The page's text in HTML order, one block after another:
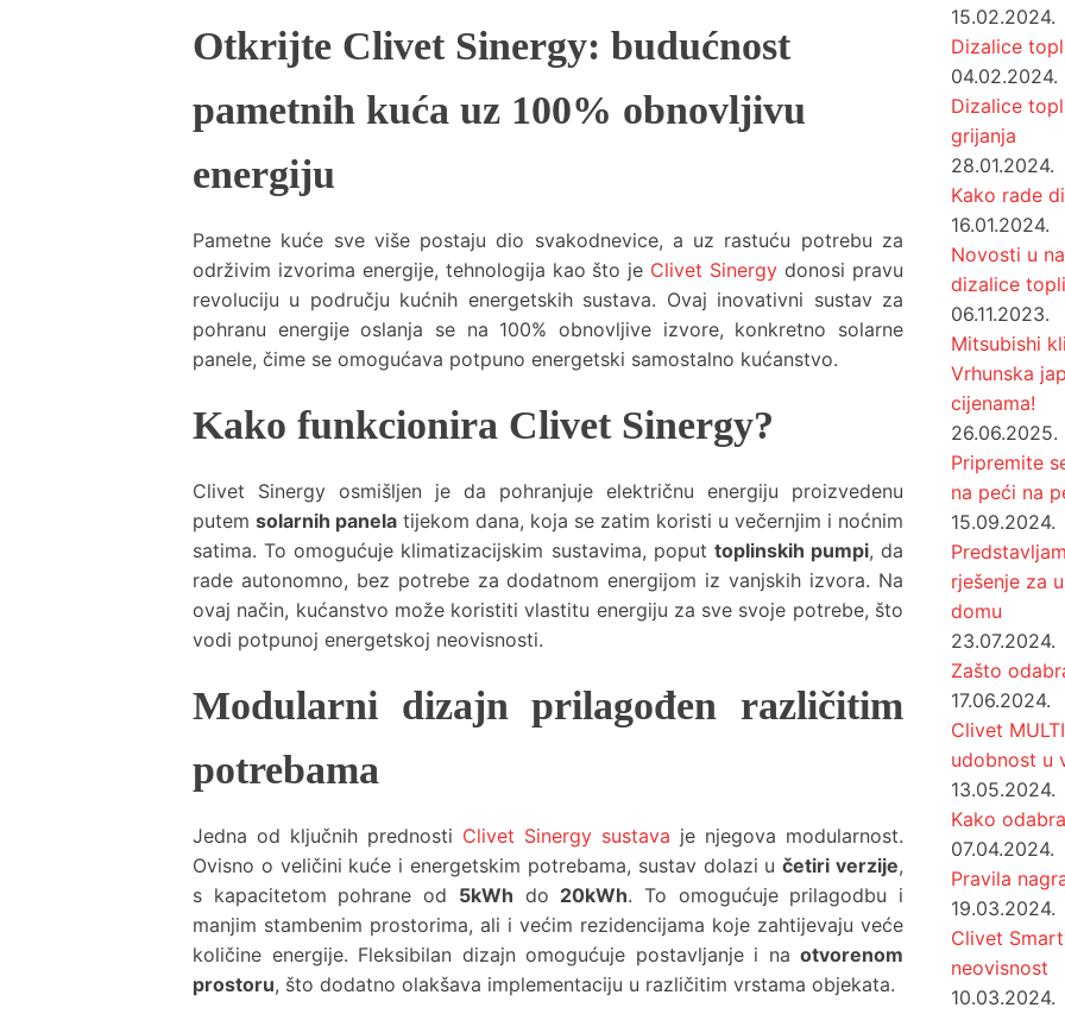
Otkrijte Clivet Sinergy: budućnost
pametnih kuća uz 100% obnovljivu
energiju
Pametne kuće sve više postaju dio svakodnevice, a uz rastuću potrebu za
održivim izvorima energije, tehnologija kao što je Clivet Sinergydonosi pravu
revoluciju u području kućnih energetskih sustava. Ovaj inovativni sustav za
pohranu energije oslanja se na 100% obnovljive izvore, konkretno solarne
panele, čime se omogućava potpuno energetski samostalno kućanstvo.
Kako funkcionira Clivet Sinergy?
Clivet Sinergy osmišljen je da pohranjuje električnu energiju proizvedenu
putem solarnih panela tijekom dana, koja se zatim koristi u večernjim i noćnim
satima. To omogućuje klimatizacijskim sustavima, poput toplinskih pumpi, da
rade autonomno, bez potrebe za dodatnom energijom iz vanjskih izvora. Na
ovaj način, kućanstvo može koristiti vlastitu energiju za sve svoje potrebe, što
vodi potpunoj energetskoj neovisnosti.
Modularni dizajn prilagođen različitim
potrebama
Jedna od ključnih prednosti Clivet Sinergy sustava je njegova modularnost.
Ovisno o veličini kuće i energetskim potrebama, sustav dolazi učetiri verzije,
s kapacitetom pohrane od 5kWh do 20kWh. To omogućuje prilagodbu i
manjim stambenim prostorima, ali i većim rezidencijama koje zahtijevaju veće
količine energije. Fleksibilan dizajn omogućuje postavljanje i na otvorenom
prostoru, što dodatno olakšava implementaciju u različitim vrstama objekata.
15.02.2024.
Dizalice
04.02.2024.
Dizalice
grijanja
28.01.2024.
Kako rade
16.01.2024.
Novosti u
dizalice
06.11.2023.
Mitsubishi
Vrhunska
cijenama!
26.06.2025.
Pripremite
na peći na
15.09.2024.
rješenje za
domu
23.07.2024.
Zašto
17.06.2024.
Clivet
udobnost u
13.05.2024.
Kako
07.04.2024.
Pravila
19.03.2024.
Clivet
neovisnost
10.03.2024.